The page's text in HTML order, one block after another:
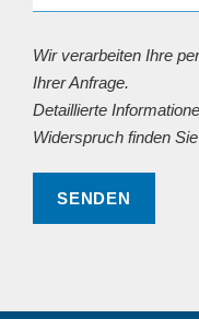
Wir verarbeiten Ihre
Ihrer Anfrage.
Detaillierte
Widerspruch finden